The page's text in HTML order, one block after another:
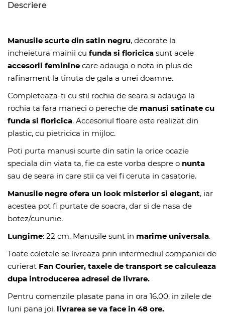
Descriere
Manusile scurte din satin negru, decorate la
incheietura mainii cu funda si floricica sunt acele
accesorii feminine care adauga o nota in plus de
rafinament la tinuta de gala a unei doamne.
Completeaza-ti cu stil rochia de seara si adauga la
rochia ta fara maneci o pereche de manusi satinate cu
funda si floricica. Accesoriul floare este realizat din
plastic, cu pietricica in mijloc.
Poti purta manusi scurte din satin la orice ocazie
speciala din viata ta, fie ca este vorba despre o nunta
sau de seara in care stii ca vei fi ceruta in casatorie.
Manusile negre ofera un look misterior si elegant, iar
acestea pot fi purtate de soacra, dar si de nasa de
botez/cununie.
Lungime: 22 cm. Manusile sunt in marime universala.
Toate coletele se livreaza prin intermediul companiei de
curierat Fan Courier, taxele de transport se calculeaza
dupa introducerea adresei de livrare.
Pentru comenzile plasate pana in ora 16.00, in zilele de
luni pana joi, livrarea se va face in 48 ore.